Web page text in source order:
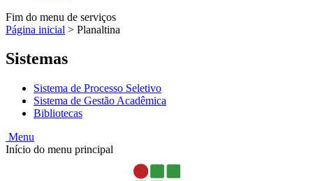
Fim do menu de serviços
Página inicial > Planaltina
Sistemas
Sistema de Processo Seletivo
Sistema de Gestão Acadêmica
Bibliotecas
Menu
Início do menu principal